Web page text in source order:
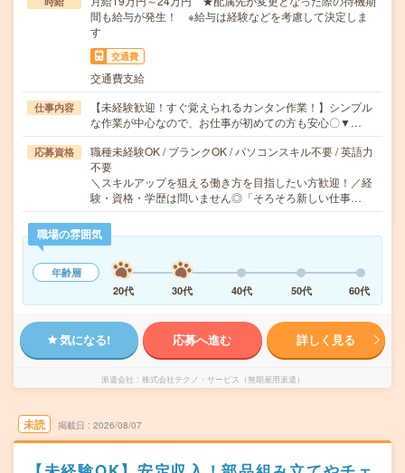
間も給与が発生！ ※給与は経験などを考慮して決定しま
す
交通費
交通費支給
仕事内容
【未経験歓迎！すぐ覚えられるカンタン作業！】シンプル
な作業が中心なので、お仕事が初めての方も安心〇▼…
応募資格
職種未経験OK / ブランクOK / パソコンスキル不要 / 英語力
不要
＼スキルアップを狙える働き方を目指したい方歓迎！／経
験・資格・学歴は問いません◎「そろそろ新しい仕事…
職場の雰囲気
年齢層
20代
30代 40代 50代 60代
気になる! 応募へ進む 詳しく見る
派遣会社 株式会社テクノ・サービス（無期雇用派遣）
未読 掲載日 2026/08/07